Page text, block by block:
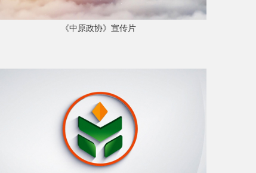
《中原政协》宣传片